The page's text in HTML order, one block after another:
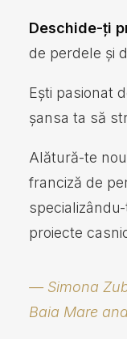
2013,
profile
refine
model,
Deschide-ți
de perdele și
Ești pasionat
șansa ta să
Alătură-te
franciză de
proiecte
— Simona
Baia Mare